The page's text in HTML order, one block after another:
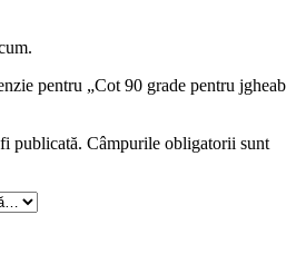
pentru „Cot 90 grade pentru jgheab
publicată. Câmpurile obligatorii sunt